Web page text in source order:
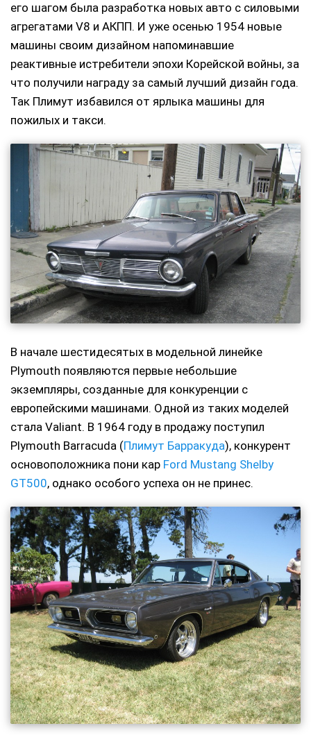
его шагом была разработка новых авто с силовыми
агрегатами V8 и АКПП. И уже осенью 1954 новые
машины своим дизайном напоминавшие
реактивные истребители эпохи Корейской войны, за
что получили награду за самый лучший дизайн года.
Так Плимут избавился от ярлыка машины для
пожилых и такси.
В начале шестидесятых в модельной линейке
Plymouth появляются первые небольшие
экземпляры, созданные для конкуренции с
европейскими машинами. Одной из таких моделей
стала Valiant. В 1964 году в продажу поступил
Plymouth Barracuda (Плимут Барракуда), конкурент
основоположника пони кар Ford Mustang Shelby
GT500, однако особого успеха он не принес.